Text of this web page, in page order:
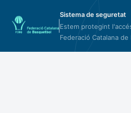
Sistema de seguretat
Estem protegint
Federació Catalana de